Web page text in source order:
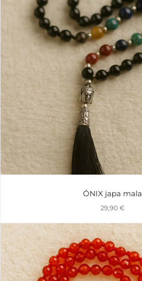
ÓNIX japa mala
29,90 €